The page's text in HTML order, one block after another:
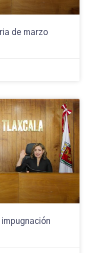
de marzo